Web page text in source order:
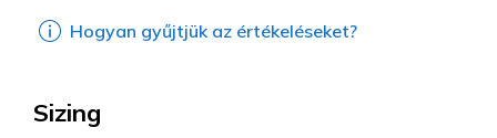
Hogyan gyűjtjük az értékeléseket?
Sizing